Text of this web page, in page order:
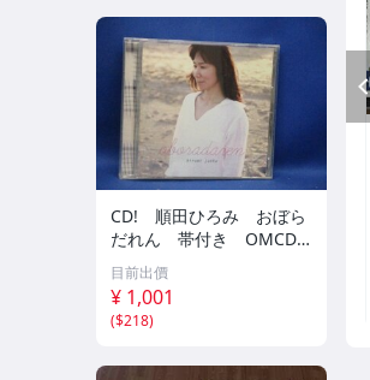
CD! 順田ひろみ おぼら
だれん 帯付き OMCD-1
6 42405
目前出價
¥ 1,001
($218)